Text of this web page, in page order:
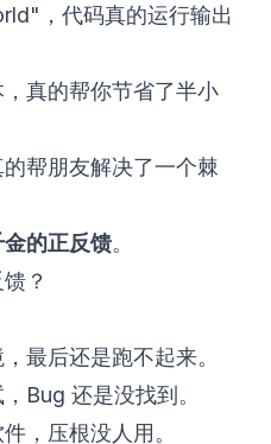
，代码真的运行输出
真的帮你节省了半小
帮朋友解决了一个棘
的正反馈。
？
最后还是跑不起来。
Bug 还是没找到。
，压根没人用。